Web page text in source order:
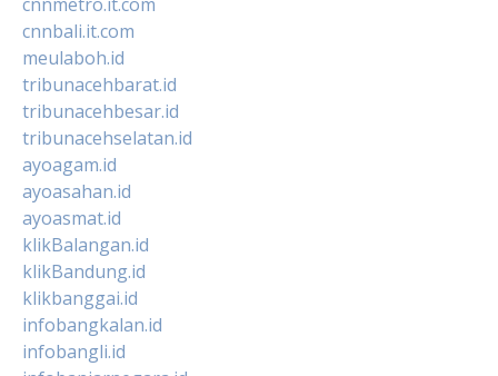
cnnbali.it.com
meulaboh.id
tribunacehbarat.id
tribunacehbesar.id
tribunacehselatan.id
ayoagam.id
ayoasahan.id
ayoasmat.id
klikBalangan.id
klikBandung.id
klikbanggai.id
infobangkalan.id
infobangli.id